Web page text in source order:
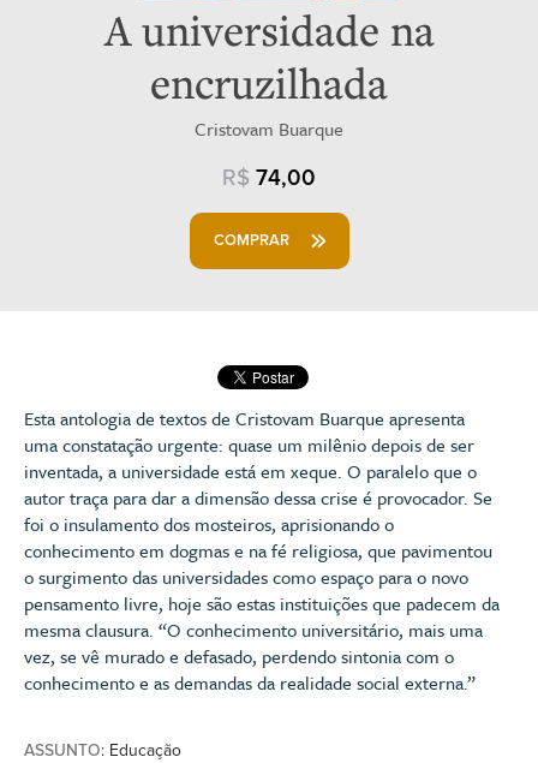
A universidade na
encruzilhada
Cristovam Buarque
R$ 74,00
COMPRAR
Esta antologia de textos de Cristovam Buarque apresenta
uma constatação urgente: quase um milênio depois de ser
inventada, a universidade está em xeque. O paralelo que o
autor traça para dar a dimensão dessa crise é provocador. Se
foi o insulamento dos mosteiros, aprisionando o
conhecimento em dogmas e na fé religiosa, que pavimentou
o surgimento das universidades como espaço para o novo
pensamento livre, hoje são estas instituições que padecem da
mesma clausura. “O conhecimento universitário, mais uma
vez, se vê murado e defasado, perdendo sintonia com o
conhecimento e as demandas da realidade social externa.”
ASSUNTO: Educação